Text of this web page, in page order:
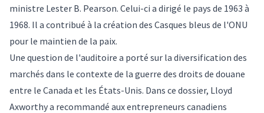
ministre Lester B. Pearson. Celui-ci a dirigé le pays de 1963 à
1968. Il a contribué à la création des Casques bleus de l'ONU
pour le maintien de la paix.
Une question de l'auditoire a porté sur la diversification des
marchés dans le contexte de la guerre des droits de douane
entre le Canada et les États-Unis. Dans ce dossier, Lloyd
Axworthy a recommandé aux entrepreneurs canadiens